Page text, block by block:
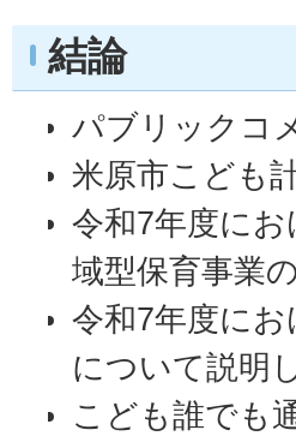
結論
パブリックコ
米原市こども
令和7年度に
域型保育事業
令和7年度に
について説明
こども誰でも